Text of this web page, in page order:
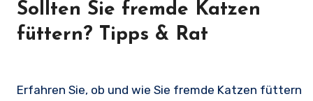
Sollten Sie fremde Katzen
füttern? Tipps & Rat
Erfahren Sie, ob und wie Sie fremde Katzen füttern